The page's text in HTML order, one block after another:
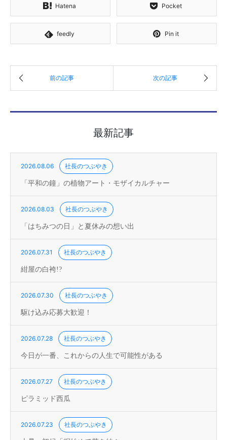
Hatena Pocket
feedly Pin it
最新記事
2026.08.06 社長のつぶやき
「平和の鐘」の植物アート・モザイカルチャー
2026.08.03 社長のつぶやき
「はちみつの日」と夏休みの想い出
2026.07.31 社長のつぶやき
紺屋の白袴!?
2026.07.30 社長のつぶやき
駆け込み応募大歓迎！
2026.07.28 社長のつぶやき
今日が一番、これからの人生で可能性がある
2026.07.27 社長のつぶやき
ピラミッド西瓜
2026.07.23 社長のつぶやき